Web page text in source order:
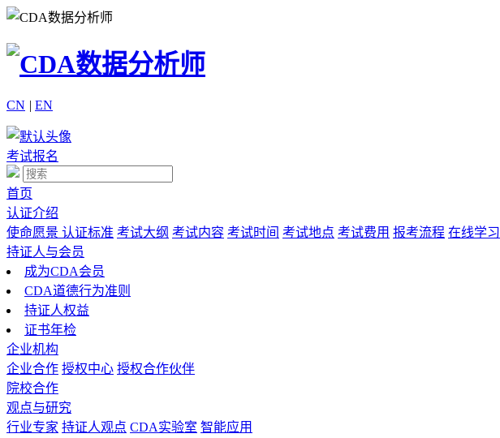
CN | EN
考试报名
首页
认证介绍
使命愿景 认证标准 考试大纲 考试内容 考试时间 考试地点 考试费用 报考流程 在线学习
持证人与会员
成为CDA会员
CDA道德行为准则
持证人权益
证书年检
企业机构
企业合作 授权中心 授权合作伙伴
院校合作
观点与研究
行业专家 持证人观点 CDA实验室 智能应用